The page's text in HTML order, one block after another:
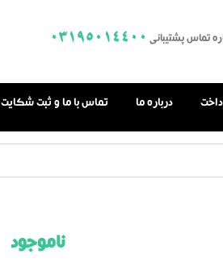
03195014400 تماس پشتیبانی
درباره ما تماس با ما و ثبت شکایت
ناموجود